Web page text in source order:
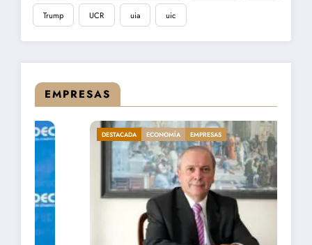
Trump UCR uia uic
EMPRESAS
ECONOMÍA EMPRESAS DESTACADA